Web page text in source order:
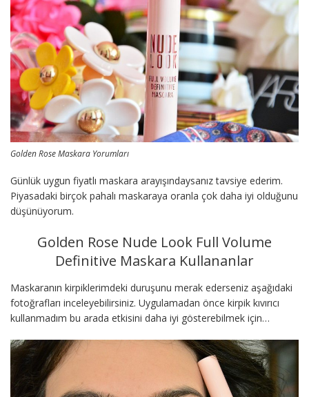
Golden Rose Maskara Yorumları
Günlük uygun fiyatlı maskara arayışındaysanız tavsiye ederim.
Piyasadaki birçok pahalı maskaraya oranla çok daha iyi olduğunu
düşünüyorum.
Golden Rose Nude Look Full Volume
Definitive Maskara Kullananlar
Maskaranın kirpiklerimdeki duruşunu merak ederseniz aşağıdaki
fotoğrafları inceleyebilirsiniz. Uygulamadan önce kirpik kıvırıcı
kullanmadım bu arada etkisini daha iyi gösterebilmek için…